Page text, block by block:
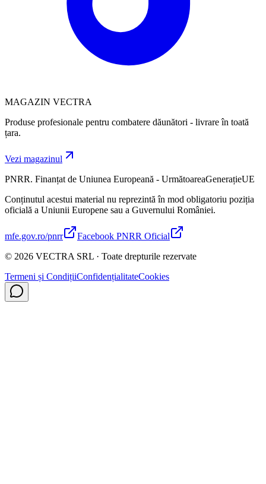
MAGAZIN VECTRA
Produse profesionale pentru combatere dăunători - livrare în toată
țara.
Vezi magazinul
PNRR. Finanțat de Uniunea Europeană - UrmătoareaGenerațieUE
Conținutul acestui material nu reprezintă în mod obligatoriu poziția
oficială a Uniunii Europene sau a Guvernului României.
mfe.gov.ro/pnrr
Facebook PNRR Oficial
© 2026 VECTRA SRL · Toate drepturile rezervate
Termeni și CondițiiConfidențialitateCookies